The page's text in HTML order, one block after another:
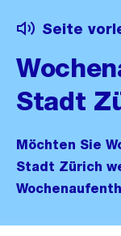
Seite
Stadt
Möchten Sie
Stadt Zürich